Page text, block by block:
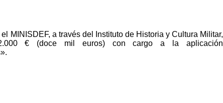
MINISDEF, a través del Instituto de Historia y Cultura Militar,
€ (doce mil euros) con cargo a la aplicación